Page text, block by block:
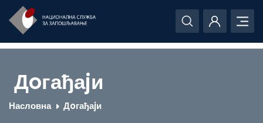
Дoгађаjи
Насловна Дoгађаjи